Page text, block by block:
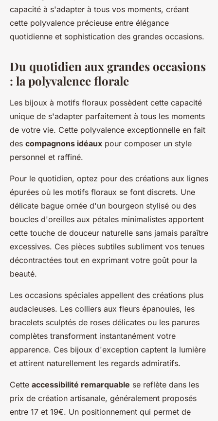
capacité à s'adapter à tous vos moments, créant
cette polyvalence précieuse entre élégance
quotidienne et sophistication des grandes occasions.
Du quotidien aux grandes occasions
: la polyvalence florale
Les bijoux à motifs floraux possèdent cette capacité
unique de s'adapter parfaitement à tous les moments
de votre vie. Cette polyvalence exceptionnelle en fait
des compagnons idéaux pour composer un style
personnel et raffiné.
Pour le quotidien, optez pour des créations aux lignes
épurées où les motifs floraux se font discrets. Une
délicate bague ornée d'un bourgeon stylisé ou des
boucles d'oreilles aux pétales minimalistes apportent
cette touche de douceur naturelle sans jamais paraître
excessives. Ces pièces subtiles subliment vos tenues
décontractées tout en exprimant votre goût pour la
beauté.
Les occasions spéciales appellent des créations plus
audacieuses. Les colliers aux fleurs épanouies, les
bracelets sculptés de roses délicates ou les parures
complètes transforment instantanément votre
apparence. Ces bijoux d'exception captent la lumière
et attirent naturellement les regards admiratifs.
Cette accessibilité remarquable se reflète dans les
prix de création artisanale, généralement proposés
entre 17 et 19€. Un positionnement qui permet de